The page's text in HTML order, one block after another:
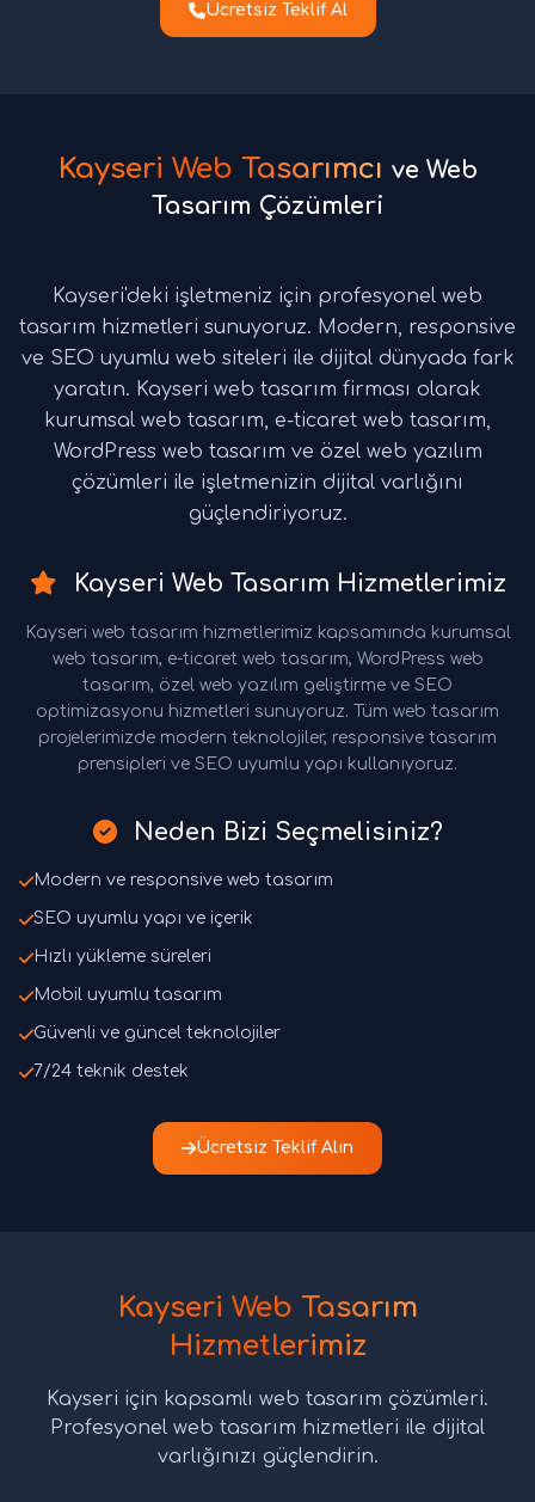
Ücretsiz Teklif Al
Kayseri Web Tasarımcı ve Web
Tasarım Çözümleri
Kayseri'deki işletmeniz için profesyonel web
tasarım hizmetleri sunuyoruz. Modern, responsive
ve SEO uyumlu web siteleri ile dijital dünyada fark
yaratın. Kayseri web tasarım firması olarak
kurumsal web tasarım, e-ticaret web tasarım,
WordPress web tasarım ve özel web yazılım
çözümleri ile işletmenizin dijital varlığını
güçlendiriyoruz.
Kayseri Web Tasarım Hizmetlerimiz
Kayseri web tasarım hizmetlerimiz kapsamında kurumsal
web tasarım, e-ticaret web tasarım, WordPress web
tasarım, özel web yazılım geliştirme ve SEO
optimizasyonu hizmetleri sunuyoruz. Tüm web tasarım
projelerimizde modern teknolojiler, responsive tasarım
prensipleri ve SEO uyumlu yapı kullanıyoruz.
Neden Bizi Seçmelisiniz?
Modern ve responsive web tasarım
SEO uyumlu yapı ve içerik
Hızlı yükleme süreleri
Mobil uyumlu tasarım
Güvenli ve güncel teknolojiler
7/24 teknik destek
Ücretsiz Teklif Alın
Kayseri Web Tasarım
Hizmetlerimiz
Kayseri için kapsamlı web tasarım çözümleri.
Profesyonel web tasarım hizmetleri ile dijital
varlığınızı güçlendirin.